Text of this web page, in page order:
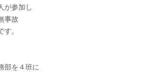
が参加し
事故
。
部を４班に